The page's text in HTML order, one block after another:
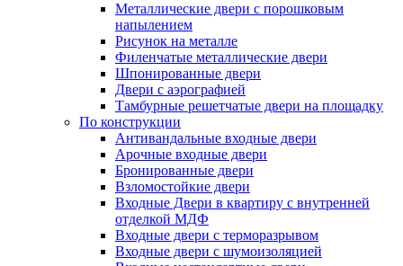
Металлические двери с порошковым
напылением
Рисунок на металле
Филенчатые металлические двери
Шпонированные двери
Двери с аэрографией
Тамбурные решетчатые двери на площадку
По конструкции
Антивандальные входные двери
Арочные входные двери
Бронированные двери
Взломостойкие двери
Входные Двери в квартиру с внутренней
отделкой МДФ
Входные двери с терморазрывом
Входные двери с шумоизоляцией